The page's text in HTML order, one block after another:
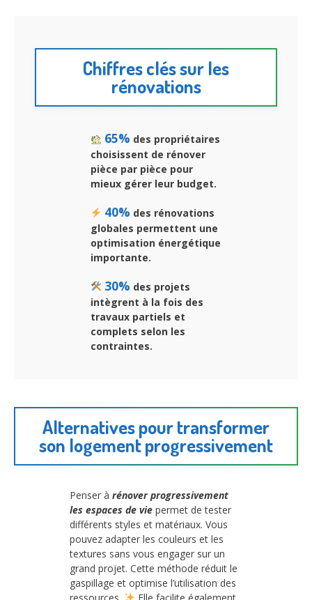
Chiffres clés sur les
rénovations
65% des propriétaires
choisissent de rénover
pièce par pièce pour
mieux gérer leur budget.
40% des rénovations
globales permettent une
optimisation énergétique
importante.
30% des projets
intègrent à la fois des
travaux partiels et
complets selon les
contraintes.
Alternatives pour transformer
son logement progressivement
Penser à rénover progressivement
les espaces de vie permet de tester
différents styles et matériaux. Vous
pouvez adapter les couleurs et les
textures sans vous engager sur un
grand projet. Cette méthode réduit le
gaspillage et optimise l’utilisation des
ressources.
Elle facilite également